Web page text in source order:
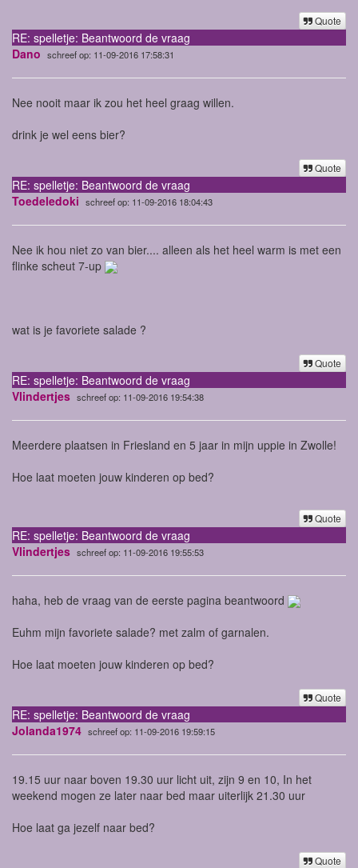
Quote
RE: spelletje: Beantwoord de vraag
Dano schreef op: 11-09-2016 17:58:31
Nee nooit maar ik zou het heel graag willen.
drink je wel eens bier?
Quote
RE: spelletje: Beantwoord de vraag
Toedeledoki schreef op: 11-09-2016 18:04:43
Nee ik hou niet zo van bier.... alleen als het heel warm is met een
flinke scheut 7-up
wat is je favoriete salade ?
Quote
RE: spelletje: Beantwoord de vraag
Vlindertjes schreef op: 11-09-2016 19:54:38
Meerdere plaatsen in Friesland en 5 jaar in mijn uppie in Zwolle!
Hoe laat moeten jouw kinderen op bed?
Quote
RE: spelletje: Beantwoord de vraag
Vlindertjes schreef op: 11-09-2016 19:55:53
haha, heb de vraag van de eerste pagina beantwoord
Euhm mijn favoriete salade? met zalm of garnalen.
Hoe laat moeten jouw kinderen op bed?
Quote
RE: spelletje: Beantwoord de vraag
Jolanda1974 schreef op: 11-09-2016 19:59:15
19.15 uur naar boven 19.30 uur licht uit, zijn 9 en 10, In het
weekend mogen ze later naar bed maar uiterlijk 21.30 uur
Hoe laat ga jezelf naar bed?
Quote